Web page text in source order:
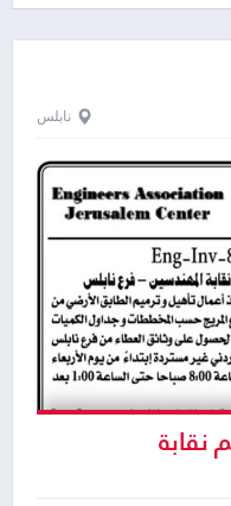
نابلس
نقابة